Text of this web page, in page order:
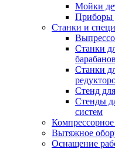
Мойки
Приборы
Станки и
Станки
Станки
Стенд
Стенды
систем
Вытяжное
Оснащение